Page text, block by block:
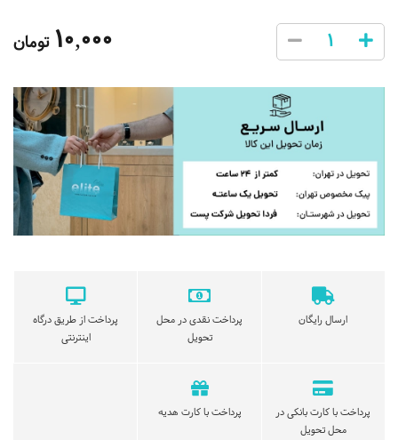
10,000تومان
ارسال رایگان
پرداخت نقدی در محل
تحویل
پرداخت از طریق درگاه
اینترنتی
پرداخت با کارت بانکی در
محل تحویل
پرداخت با کارت هدیه